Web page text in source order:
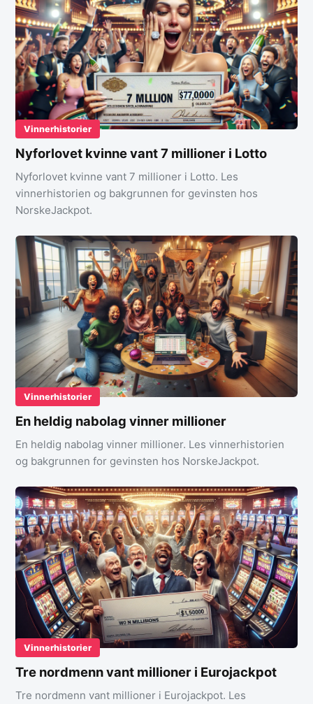
Vinnerhistorier
Nyforlovet kvinne vant 7 millioner i Lotto
Nyforlovet kvinne vant 7 millioner i Lotto. Les
vinnerhistorien og bakgrunnen for gevinsten hos
NorskeJackpot.
Vinnerhistorier
En heldig nabolag vinner millioner
En heldig nabolag vinner millioner. Les vinnerhistorien
og bakgrunnen for gevinsten hos NorskeJackpot.
Vinnerhistorier
Tre nordmenn vant millioner i Eurojackpot
Tre nordmenn vant millioner i Eurojackpot. Les